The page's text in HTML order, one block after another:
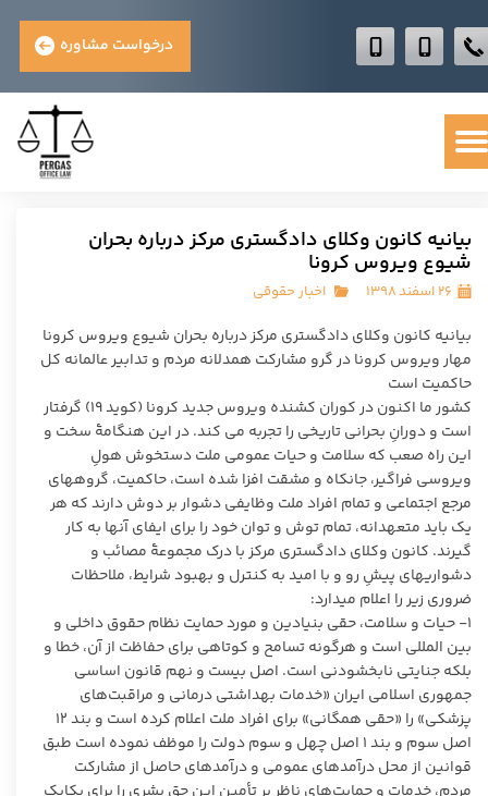
درخواست مشاوره
بیانیه کانون وکلای دادگستری مرکز درباره بحران
شيوع ويروس کرونا
۲۶ اسفند ۱۳۹۸ اخبار حقوقی
بیانیه کانون وکلای دادگستری مرکز درباره بحران شيوع ويروس کرونا
مهار ویروس کرونا در گرو مشارکت همدلانه مردم و تدابیر عالمانه کل
حاکمیت است
کشور ما اکنون در کوران کشنده ویروس جدید کرونا (کوید ١٩) گرفتار
است و دورانِ بحرانی تاریخی را تجربه می‏ کند. در این هنگامۀ سخت و
این راه صعب که سلامت و حیات عمومی ملت دستخوش هولِ
ویروسی فراگیر، جانکاه و مشقت‏ افزا شده است، حاکمیت، گروه‏های
مرجع اجتماعی و تمام افراد ملت وظایفی دشوار بر دوش دارند که هر
یک باید متعهدانه، تمام توش و توان خود را برای ایفای آنها به‏ کار
گیرند. کانون وکلای دادگستری مرکز با درک مجموعۀ مصائب و
دشواری‏های پیشِ ‏رو و با امید به کنترل و بهبود شرایط، ملاحظات
ضروری زیر را اعلام می‏دارد:
١- حیات و سلامت، حقی بنیادین و مورد حمایت نظام حقوق داخلی و
بین ‏المللی است و هرگونه تسامح و کوتاهی برای حفاظت از آن، خطا و
بلکه جنایتی نابخشودنی است. اصل بیست و نهم قانون اساسی
جمهوری اسلامی ایران «خدمات بهداشتی ‌درمانی و مراقبت‌های
پزشکی» را «حقی همگانی» برای افراد ملت اعلام کرده است و بند ١٢
اصل سوم و بند ١ اصل چهل و سوم دولت را موظف نموده است طبق
قوانین از محل درآمد‌های عمومی و درآمد‌های حاصل از مشارکت
مردم، خدمات و حمایت‌های ناظر بر تأمین این حق بشری را برای یکایک